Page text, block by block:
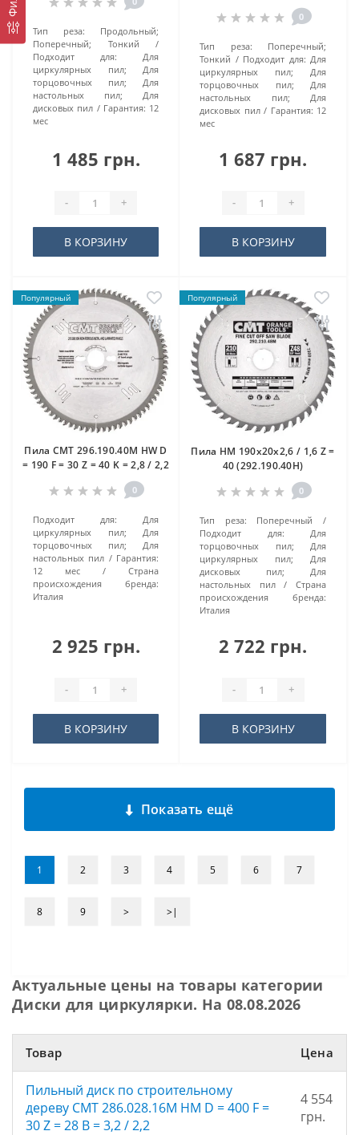
Тип реза:
Продольный;
Поперечный; Тонкий
Подходит для:
Для
циркулярных пил; Для
торцовочных пил; Для
настольных пил; Для
дисковых пил
Гарантия: 12
мес
1 485 грн.
- +
В КОРЗИНУ
0
Тип реза:
Поперечный;
Тонкий
Подходит для: Для
циркулярных пил; Для
торцовочных пил; Для
настольных пил; Для
дисковых пил
Гарантия: 12
мес
1 687 грн.
- +
В КОРЗИНУ
Популярный
Пила CMT 296.190.40M HW D
= 190 F = 30 Z = 40 K = 2,8 / 2,2
0
Подходит для:
Для
циркулярных пил; Для
торцовочных пил; Для
настольных пил
Гарантия:
12 мес
Страна
происхождения бренда:
Италия
2 925 грн.
- +
В КОРЗИНУ
Популярный
Пила HM 190x20x2,6 / 1,6 Z =
40 (292.190.40H)
0
Тип реза:
Поперечный
Подходит для:
Для
торцовочных пил; Для
циркулярных пил; Для
дисковых пил; Для
настольных пил
Страна
происхождения бренда:
Италия
2 722 грн.
- +
В КОРЗИНУ
Показать ещё
1 2 3 4 5 6 7
8 9 > >|
Актуальные цены на товары категории
Диски для циркулярки. На 08.08.2026
Товар Цена
Пильный диск по строительному
дереву CMT 286.028.16M HM D = 400 F =
30 Z = 28 B = 3,2 / 2,2
4 554
грн.